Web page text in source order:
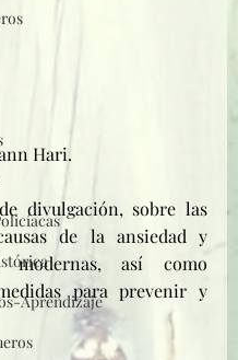
Aprendizaje
Hari.
divulgación, sobre las
de la ansiedad y
modernas, así como
para prevenir y